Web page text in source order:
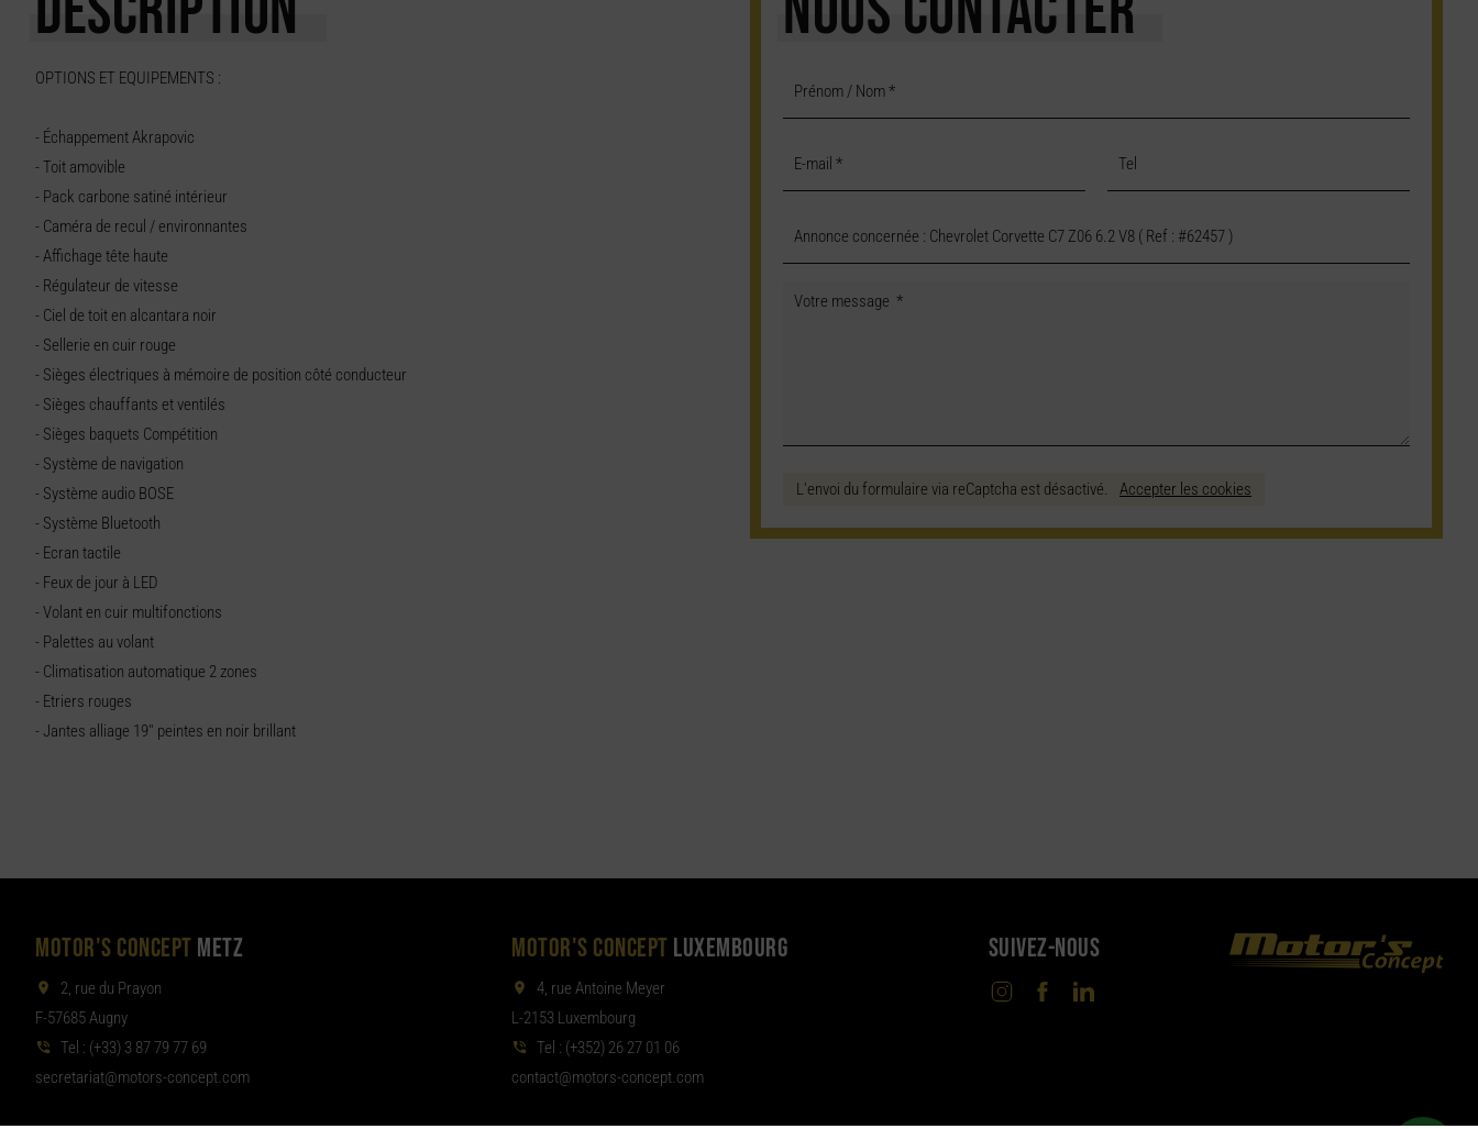
OPTIONS ET EQUIPEMENTS :
- Échappement Akrapovic
- Toit amovible
- Pack carbone satiné intérieur
- Caméra de recul / environnantes
- Affichage tête haute
- Régulateur de vitesse
- Ciel de toit en alcantara noir
- Sellerie en cuir rouge
- Sièges électriques à mémoire de position côté conducteur
- Sièges chauffants et ventilés
- Sièges baquets Compétition
- Système de navigation
- Système audio BOSE
- Système Bluetooth
- Ecran tactile
- Feux de jour à LED
- Volant en cuir multifonctions
- Palettes au volant
- Climatisation automatique 2 zones
- Etriers rouges
- Jantes alliage 19'' peintes en noir brillant
L'envoi du formulaire via reCaptcha est désactivé. Accepter les cookies
MOTOR'S CONCEPT METZ
2, rue du Prayon
F-57685 Augny
Tel : (+33) 3 87 79 77 69
moc.tpecnoc-sro
tom@tair
aterces
MOTOR'S CONCEPT LUXEMBOURG
4, rue Antoine Meyer
L-2153 Luxembourg
Tel : (+352) 26 27 01 06
moc.tpecnoc-sro
tom@tcat
noc
SUIVEZ-NOUS